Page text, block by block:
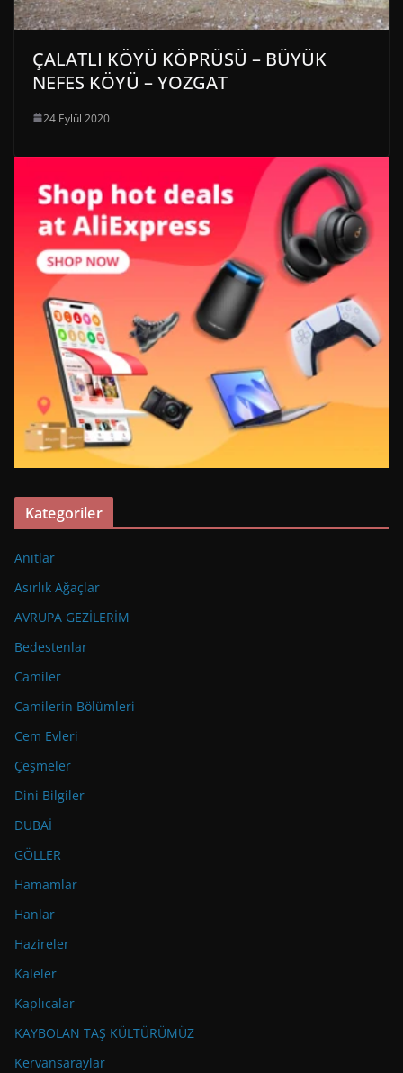
ÇALATLI KÖYÜ KÖPRÜSÜ – BÜYÜK
NEFES KÖYÜ – YOZGAT
24 Eylül 2020
Kategoriler
Anıtlar
Asırlık Ağaçlar
AVRUPA GEZİLERİM
Bedestenlar
Camiler
Camilerin Bölümleri
Cem Evleri
Çeşmeler
Dini Bilgiler
DUBAİ
GÖLLER
Hamamlar
Hanlar
Hazireler
Kaleler
Kaplıcalar
KAYBOLAN TAŞ KÜLTÜRÜMÜZ
Kervansaraylar